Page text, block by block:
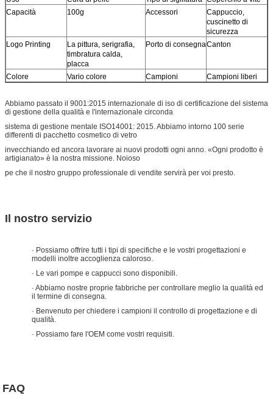
Capacità
100g Accessori
Cappuccio,
cuscinetto di
sicurezza
Logo Printing
La pittura, serigrafia,
timbratura calda,
placca
Porto di consegnaCanton
Colore Vario colore Campioni Campioni liberi
Abbiamo passato il 9001:2015 internazionale di iso di certificazione del sistema
di gestione della qualità e l'internazionale circonda
sistema di gestione mentale ISO14001: 2015. Abbiamo intorno 100 serie
differenti di pacchetto cosmetico di vetro
invecchiando ed ancora lavorare ai nuovi prodotti ogni anno. «Ogni prodotto è
artigianato» è la nostra missione. Noioso
pe che il nostro gruppo professionale di vendite servirà per voi presto.
Il nostro servizio
· Possiamo offrire tutti i tipi di specifiche e le vostri progettazioni e
modelli inoltre accoglienza caloroso.
· Le vari pompe e cappucci sono disponibili.
· Abbiamo nostre proprie fabbriche per controllare meglio la qualità ed
il termine di consegna.
· Benvenuto per chiedere i campioni il controllo di progettazione e di
qualità.
· Possiamo fare l'OEM come vostri requisiti.
FAQ